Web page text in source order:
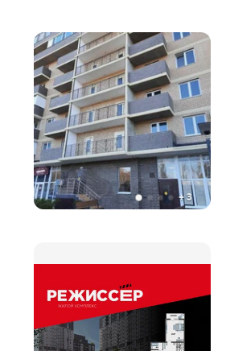
+3